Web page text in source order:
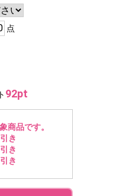
点
92pt
商品です。
き
き
き